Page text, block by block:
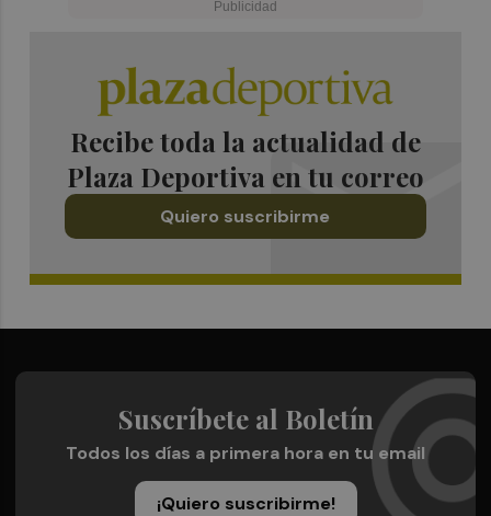
Recibe toda la actualidad de
Plaza Deportiva en tu correo
Quiero suscribirme
Suscríbete al Boletín
Todos los días a primera hora en tu email
¡Quiero suscribirme!